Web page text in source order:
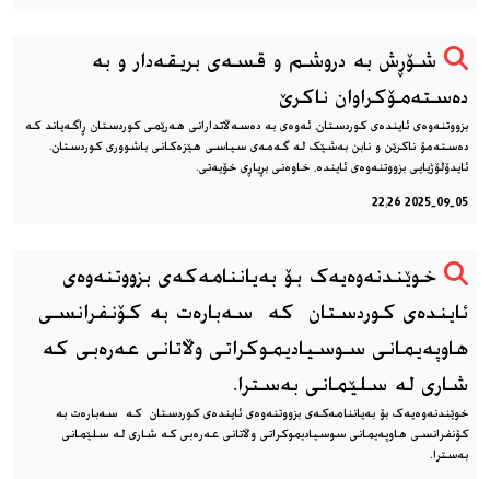
شۆڕش به دروشم و قسه‌ی بریقه‌دار و به
ده‌سته‌مۆکراوان ناکرێ
بزووتنه‌وه‌ی ئاینده‌ی کوردستان، ئه‌وه‌ی به ده‌سه‌ڵاتدارانی هه‌رێمی کوردستان ڕاگه‌یاند که
ده‌سته‌مۆ ناکرێن و نابن به‌شێک له گه‌مه‌ی سیاسی هێزه‌کانی باشووری کوردستان.
ئایدۆلۆژیایی بزووتنه‌وه‌ی ئاینده‌، خاوه‌نی بڕیاڕی خۆیه‌تی.
2025-09-05 22:26
خوێندنه‌وه‌یه‌ک بۆ به‌یاننامه‌که‌ی بزووتنه‌وه‌ی
ئاینده‌ی کوردستان که سه‌باره‌ت به كۆنفرانسی
هاوپەیمانی سوسیادیموكراتی وڵاتانی عەرەبی که
شاری له سلێمانی به‌سترا.
خوێندنه‌وه‌یه‌ک بۆ به‌یاننامه‌که‌ی بزووتنه‌وه‌ی ئاینده‌ی کوردستان که سه‌باره‌ت به
كۆنفرانسی هاوپەیمانی سوسیادیموكراتی وڵاتانی عەرەبی که شاری له سلێمانی
به‌سترا.